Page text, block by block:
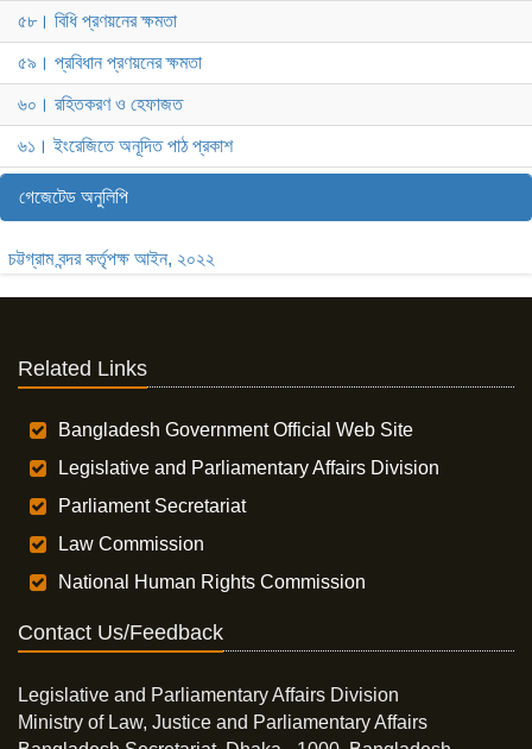
৫৮। বিধি প্রণয়নের ক্ষমতা
৫৯। প্রবিধান প্রণয়নের ক্ষমতা
৬০। রহিতকরণ ও হেফাজত
৬১। ইংরেজিতে অনূদিত পাঠ প্রকাশ
গেজেটেড অনুলিপি
চট্টগ্রাম বন্দর কর্তৃপক্ষ আইন, ২০২২
Related Links
Bangladesh Government Official Web Site
Legislative and Parliamentary Affairs Division
Parliament Secretariat
Law Commission
National Human Rights Commission
Contact Us/Feedback
Legislative and Parliamentary Affairs Division
Ministry of Law, Justice and Parliamentary Affairs